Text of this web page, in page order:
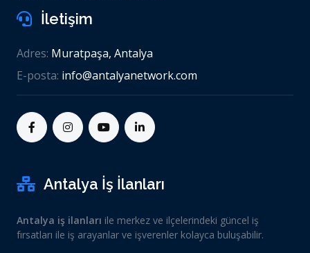
İletişim
Adres: Muratpaşa, Antalya
E-posta: info@antalyanetwork.com
Antalya İş İlanları
Antalya iş ilanları ile merkez ve ilçelerindeki güncel iş
fırsatları ile iş arayanlar ve işverenler kolayca buluşabilir.